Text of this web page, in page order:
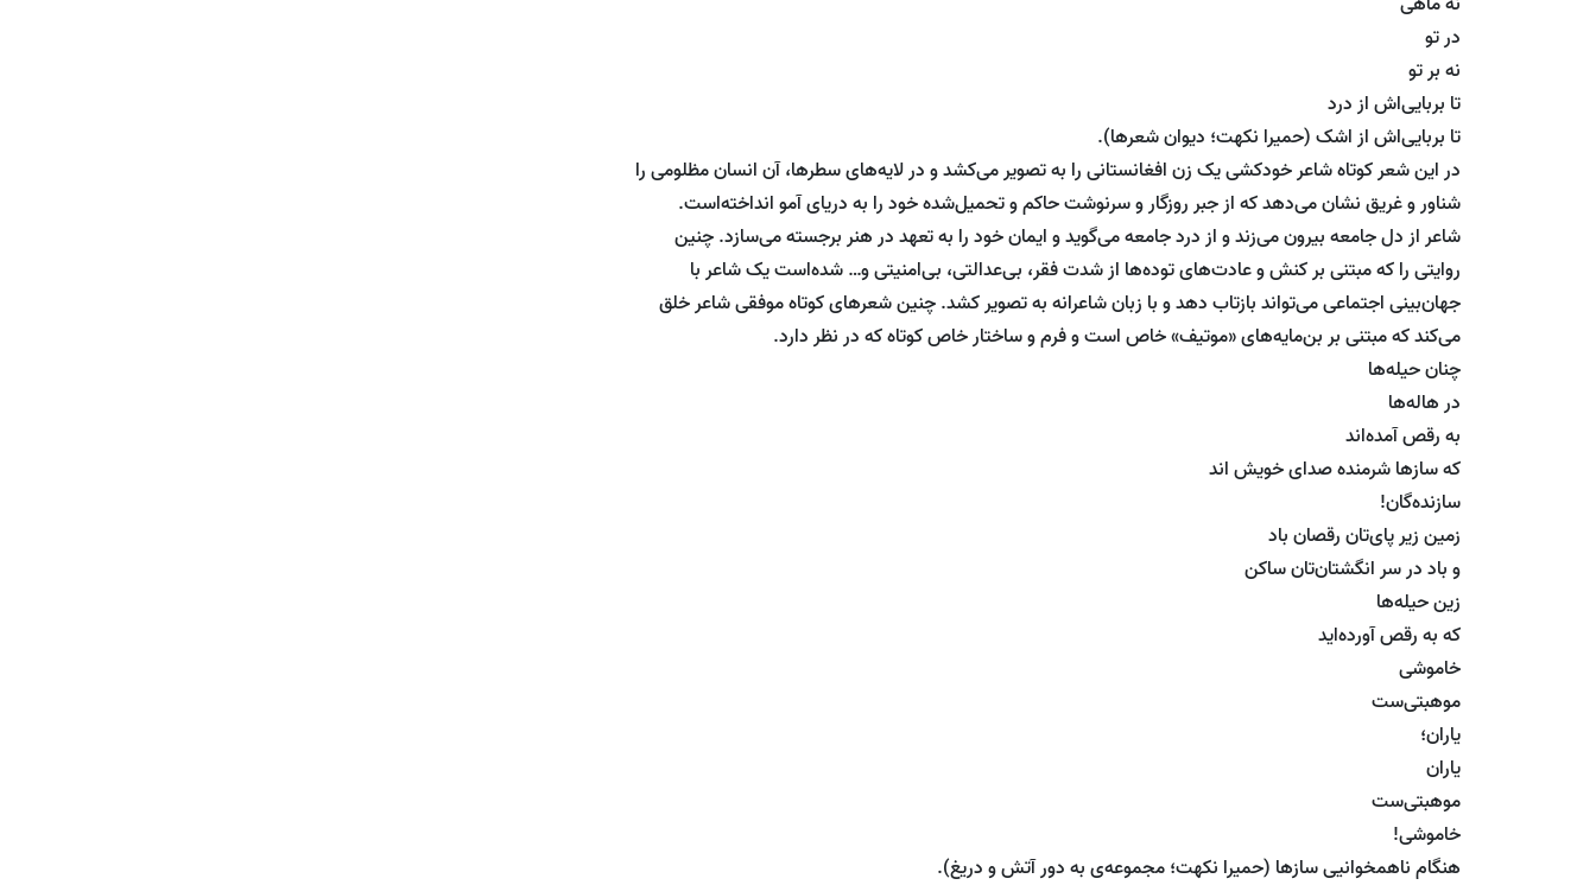
در تو
نه بر تو
تا بربایی‌اش از درد
تا بربایی‌اش از اشک (حمیرا نکهت؛ دیوان شعرها).
در این شعر کوتاه شاعر خودکشی یک زن افغانستانی را به تصویر می‌کشد و در لایه‌های سطرها، آن انسان مظلومی را
شناور و غریق نشان می‌دهد که از جبر روزگار و سرنوشت حاکم و تحمیل‌شده خود را به دریای آمو انداخته‌است.
شاعر از دل جامعه بیرون می‌زند و از درد جامعه می‌گوید و ایمان خود را به تعهد در هنر برجسته می‌سازد. چنین
روایتی را که مبتنی بر کنش و عادت‌های توده‌ها از شدت فقر، بی‌عدالتی، بی‌امنیتی و… شده‌است یک شاعر با
جهان‌بینی اجتماعی می‌تواند بازتاب دهد و با زبان شاعرانه به تصویر کشد. چنین شعرهای کوتاه موفقی شاعر خلق
می‌کند که مبتنی بر بن‌مایه‌های «موتیف» خاص است و فرم و ساختار خاص کوتاه که در نظر دارد.
چنان حیله‌ها
در هاله‌ها
به رقص آمده‌اند
که سازها شرمنده صدای خویش اند
سازنده‌گان!
زمین زیر پای‌تان رقصان باد
و باد در سر انگشتان‌تان ساکن
زین حیله‌ها
که به رقص آورده‌اید
خاموشی
موهبتی‌ست
یاران؛
یاران
موهبتی‌ست
خاموشی!
هنگام ناهمخوانیی سازها (حمیرا نکهت؛ مجموعه‌ی به دور آتش و دریغ).